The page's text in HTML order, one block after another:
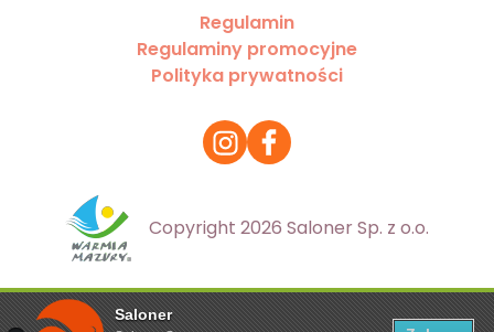
Saloner
Regulamin
Regulaminy promocyjne
Polityka prywatności
Copyright 2026 Saloner Sp. z o.o.